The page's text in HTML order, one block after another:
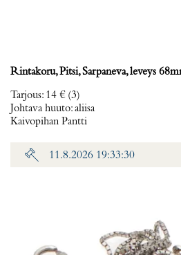
Rintakoru, Pitsi, Sarpaneva, leveys
Tarjous: 14 € (3)
Johtava huuto:aliisa
Kaivopihan Pantti
11.8.2026 19:33:30